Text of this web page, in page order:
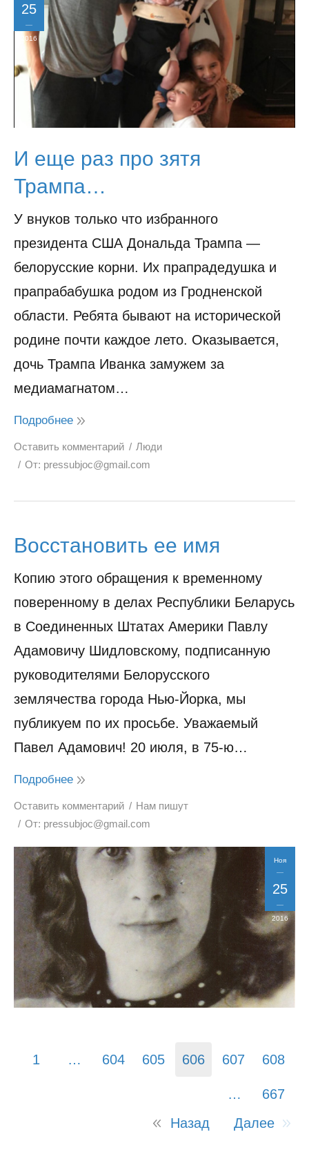
25
2016
И еще раз про зятя
Трампа…
У внуков только что избранного
президента США Дональда Трампа —
белорусские корни. Их прапрадедушка и
прапрабабушка родом из Гродненской
области. Ребята бывают на исторической
родине почти каждое лето. Оказывается,
дочь Трампа Иванка замужем за
медиамагнатом…
Подробнее
Оставить комментарий
Люди
От: pressubjoc@gmail.com
Восстановить ее имя
Копию этого обращения к временному
поверенному в делах Республики Беларусь
в Соединенных Штатах Америки Павлу
Адамовичу Шидловскому, подписанную
руководителями Белорусского
землячества города Нью-Йорка, мы
публикуем по их просьбе. Уважаемый
Павел Адамович! 20 июля, в 75-ю…
Подробнее
Оставить комментарий
Нам пишут
От: pressubjoc@gmail.com
Ноя
25
2016
1 … 604 605 606 607 608
…
667
Назад
Далее